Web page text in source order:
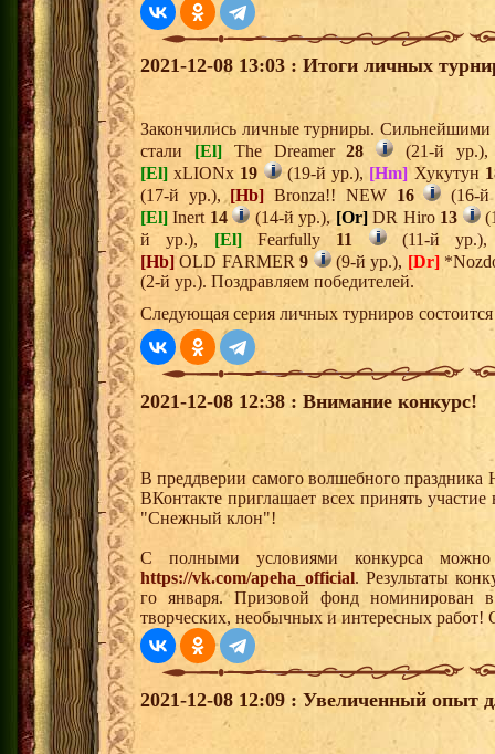
2021-12-08 13:03 : Итоги личных
Закончились личные турниры. Сильнейшими
стали
[El] The Dreamer28
(21-й
[El] xLIONx 19 (19-й ур.), [Hm] Хукутун
(17-й ур.), [Hb] Bronza!! NEW 16
(16-
[El] Inert 14 (14-й ур.), [Or] DR Hiro 13
й ур.),
[El] Fearfully 11
(11-й
[Hb] OLD FARMER9 (9-й ур.), [Dr]
(2-й ур.). Поздравляем победителей.
Следующая серия личных турниров состоится
2021-12-08 12:38 : Внимание конкурс!
В преддверии самого волшебного
ВКонтакте приглашает всех принять
"Снежный клон"!
С полными условиями конкурса
https://vk.com/apeha_official. Результаты
го января. Призовой фонд номинирован
творческих, необычных и интересных
2021-12-08 12:09 : Увеличенный опыт